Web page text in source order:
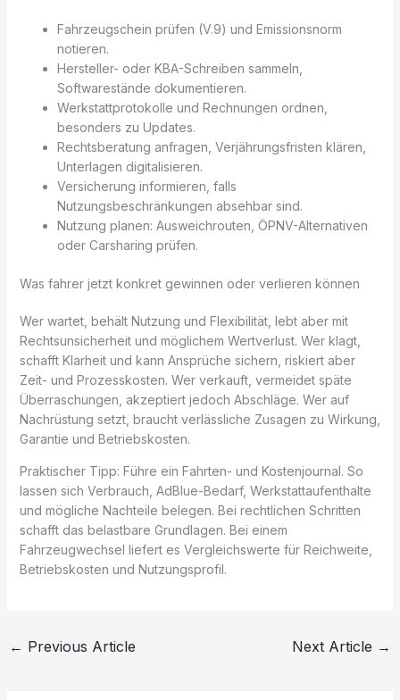
Fahrzeugschein prüfen (V.9) und Emissionsnorm
notieren.
Hersteller- oder KBA-Schreiben sammeln,
Softwarestände dokumentieren.
Werkstattprotokolle und Rechnungen ordnen,
besonders zu Updates.
Rechtsberatung anfragen, Verjährungsfristen klären,
Unterlagen digitalisieren.
Versicherung informieren, falls
Nutzungsbeschränkungen absehbar sind.
Nutzung planen: Ausweichrouten, ÖPNV-Alternativen
oder Carsharing prüfen.
Was fahrer jetzt konkret gewinnen oder verlieren können
Wer wartet, behält Nutzung und Flexibilität, lebt aber mit
Rechtsunsicherheit und möglichem Wertverlust. Wer klagt,
schafft Klarheit und kann Ansprüche sichern, riskiert aber
Zeit- und Prozesskosten. Wer verkauft, vermeidet späte
Überraschungen, akzeptiert jedoch Abschläge. Wer auf
Nachrüstung setzt, braucht verlässliche Zusagen zu Wirkung,
Garantie und Betriebskosten.
Praktischer Tipp: Führe ein Fahrten- und Kostenjournal. So
lassen sich Verbrauch, AdBlue-Bedarf, Werkstattaufenthalte
und mögliche Nachteile belegen. Bei rechtlichen Schritten
schafft das belastbare Grundlagen. Bei einem
Fahrzeugwechsel liefert es Vergleichswerte für Reichweite,
Betriebskosten und Nutzungsprofil.
← Previous Article Next Article →